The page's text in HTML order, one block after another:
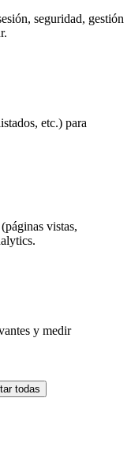
seguridad, gestión
etc.) para
vistas,
y medir
todas